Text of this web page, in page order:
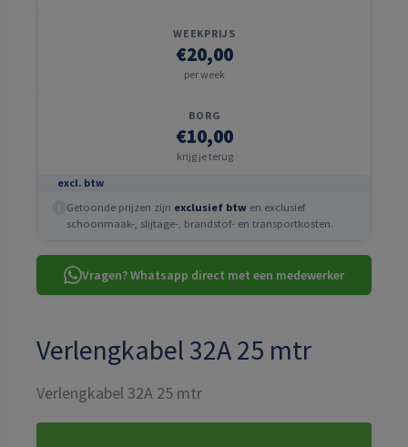
WEEKPRIJS
€20,00
per week
BORG
€10,00
krijg je terug
excl. btw
Getoonde prijzen zijn exclusief btw en exclusief
schoonmaak-, slijtage-, brandstof- en transportkosten.
Vragen? Whatsapp direct met een medewerker
Verlengkabel 32A 25 mtr
Verlengkabel 32A 25 mtr